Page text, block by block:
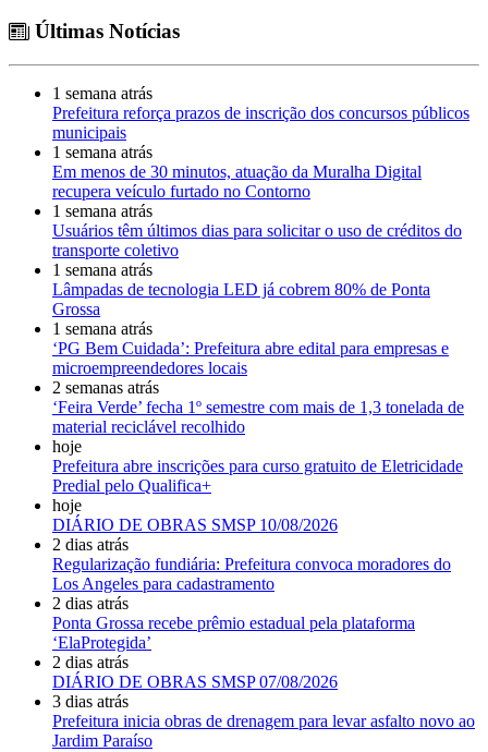
Últimas Notícias
1 semana atrás
Prefeitura reforça prazos de inscrição dos concursos públicos
municipais
1 semana atrás
Em menos de 30 minutos, atuação da Muralha Digital
recupera veículo furtado no Contorno
1 semana atrás
Usuários têm últimos dias para solicitar o uso de créditos do
transporte coletivo
1 semana atrás
Lâmpadas de tecnologia LED já cobrem 80% de Ponta
Grossa
1 semana atrás
‘PG Bem Cuidada’: Prefeitura abre edital para empresas e
microempreendedores locais
2 semanas atrás
‘Feira Verde’ fecha 1º semestre com mais de 1,3 tonelada de
material reciclável recolhido
hoje
Prefeitura abre inscrições para curso gratuito de Eletricidade
Predial pelo Qualifica+
hoje
DIÁRIO DE OBRAS SMSP 10/08/2026
2 dias atrás
Regularização fundiária: Prefeitura convoca moradores do
Los Angeles para cadastramento
2 dias atrás
Ponta Grossa recebe prêmio estadual pela plataforma
‘ElaProtegida’
2 dias atrás
DIÁRIO DE OBRAS SMSP 07/08/2026
3 dias atrás
Prefeitura inicia obras de drenagem para levar asfalto novo ao
Jardim Paraíso